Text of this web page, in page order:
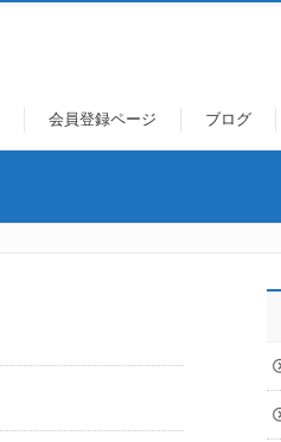
会員登録ページ ブログ